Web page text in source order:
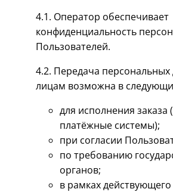
4.1. Оператор обеспечивает
конфиденциальность
Пользователей.
4.2. Передача
лицам возможна в
для исполнения заказа
платёжные системы);
при согласии
по требованию
органов;
в рамках действующего